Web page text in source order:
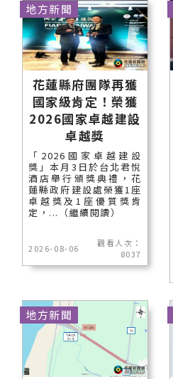
花蓮縣府團隊再獲
國家級肯定！榮獲
2026國家卓越建設
卓越獎
「2026國家卓越建設
獎」本月3日於台北君悅
酒店舉行頒獎典禮，花
蓮縣政府建設處榮獲1座
卓越獎及1座優質獎肯
定，...（繼續閱讀）
2026-08-06
觀看人次：
8037
地方新聞
地方新聞